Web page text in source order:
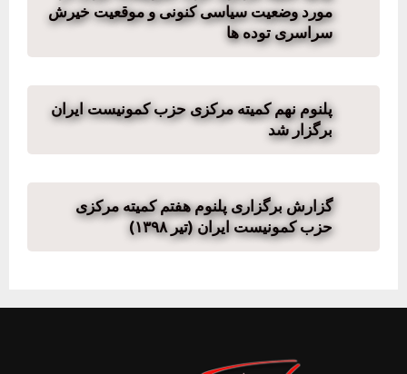
مورد وضعیت سیاسی کنونی و موقعیت خیرش
سراسری توده ها
پلنوم نهم کمیته مرکزی حزب کمونیست ایران
برگزار شد
گزارش برگزاری پلنوم هفتم کمیته مرکزی
حزب کمونیست ایران (تیر ۱۳۹۸)